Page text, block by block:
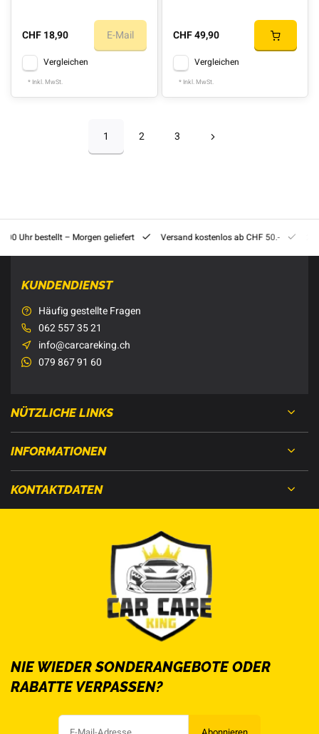
CHF 18,90 E-Mail
Vergleichen
* Inkl. MwSt.
CHF 49,90
Vergleichen
* Inkl. MwSt.
1 2 3
Uhr bestellt – Morgen geliefert Versand kostenlos ab CHF 50.-
KUNDENDIENST
Häufig gestellte Fragen
062 557 35 21
info@carcareking.ch
079 867 91 60
NÜTZLICHE LINKS
INFORMATIONEN
KONTAKTDATEN
NIE WIEDER SONDERANGEBOTE ODER
RABATTE VERPASSEN?